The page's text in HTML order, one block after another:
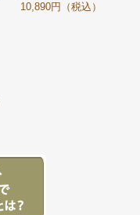
10,890円（税込）